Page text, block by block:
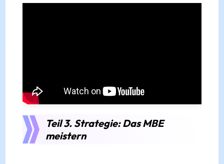
Teil 3. Strategie: Das MBE
meistern